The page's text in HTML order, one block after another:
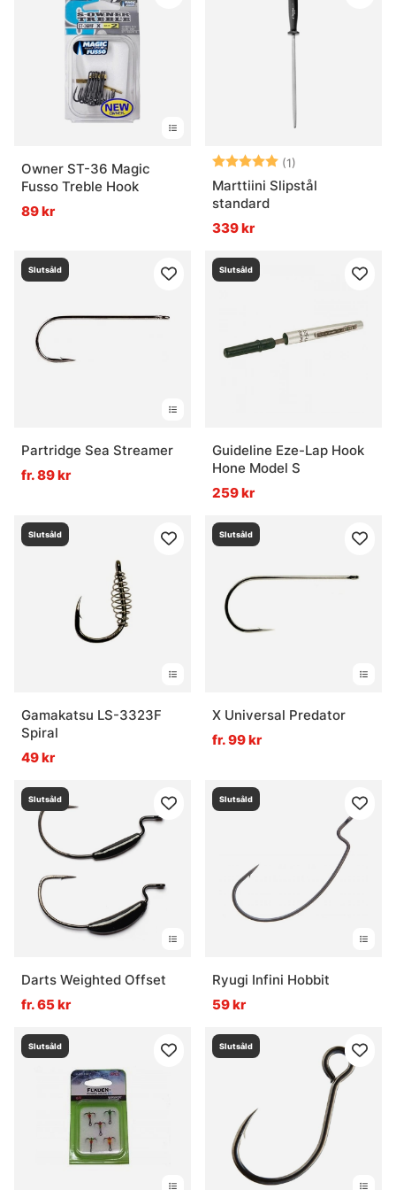
Vad är krokgap?
Vad är en vass krok bra för?
Vad är viktigast när krok väljs till bete?
Owner ST-36 Magic
Fusso Treble Hook
89 kr
Betyg: (1)
Marttiini Slipstål
standard
339 kr
Slutsåld
Partridge Sea Streamer
fr. 89 kr
Slutsåld
Guideline Eze-Lap Hook
Hone Model S
259 kr
Slutsåld
Gamakatsu LS-3323F
Spiral
49 kr
Slutsåld
X Universal Predator
fr. 99 kr
Slutsåld
Darts Weighted Offset
fr. 65 kr
Slutsåld
Ryugi Infini Hobbit
59 kr
Slutsåld Slutsåld